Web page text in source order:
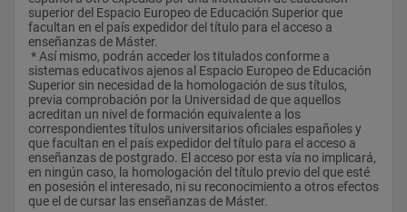
superior del Espacio Europeo de Educación Superior que
facultan en el país expedidor del título para el acceso a
enseñanzas de Máster.
sistemas educativos ajenos al Espacio Europeo de Educación
Superior sin necesidad de la homologación de sus títulos,
previa comprobación por la Universidad de que aquellos
acreditan un nivel de formación equivalente a los
correspondientes títulos universitarios oficiales españoles y
que facultan en el país expedidor del título para el acceso a
enseñanzas de postgrado. El acceso por esta vía no implicará,
en ningún caso, la homologación del título previo del que esté
en posesión el interesado, ni su reconocimiento a otros efectos
que el de cursar las enseñanzas de Máster.